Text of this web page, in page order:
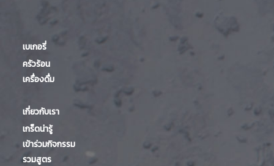
เบเกอรี่
ครัวร้อน
เครื่องดื่ม
เกี่ยวกับเรา
เกร็ดน่ารู้
เข้าร่วมกิจกรรม
รวมสูตร